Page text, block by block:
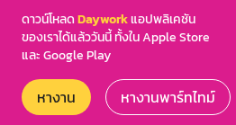
ดาวน์โหลดDayworkแอปพลิเคชัน
ของเราได้แล้ววันนี้ ทั้งใน Apple Store
และ Google Play
หางาน หางานพาร์ทไทม์